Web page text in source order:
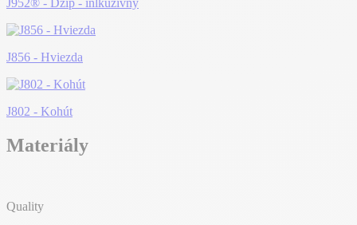
J952® - Džíp - inlkuzívny
J856 - Hviezda
J802 - Kohút
Materiály
Quality